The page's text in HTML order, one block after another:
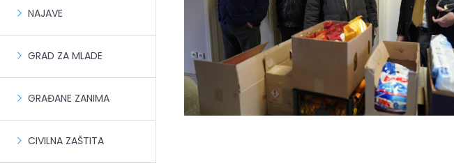
NAJAVE
GRAD ZA MLADE
GRAĐANE ZANIMA
CIVILNA ZAŠTITA